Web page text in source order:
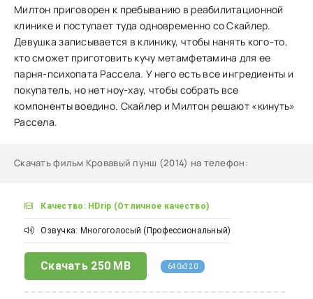
Милтон приговорен к пребыванию в реабилитационной
клинике и поступает туда одновременно со Скайлер.
Девушка записывается в клинику, чтобы нанять кого-то,
кто сможет приготовить кучу метамфетамина для ее
парня-психопата Рассела. У него есть все ингредиенты и
покупатель, но нет ноу-хау, чтобы собрать все
компоненты воедино. Скайлер и Милтон решают «кинуть»
Рассела.
Скачать фильм Кровавый пунш (2014) на телефон:
Качество: HDrip (Отличное качество)
Озвучка: Многоголосый (Профессиональный)
Скачать 250 MB 640x320